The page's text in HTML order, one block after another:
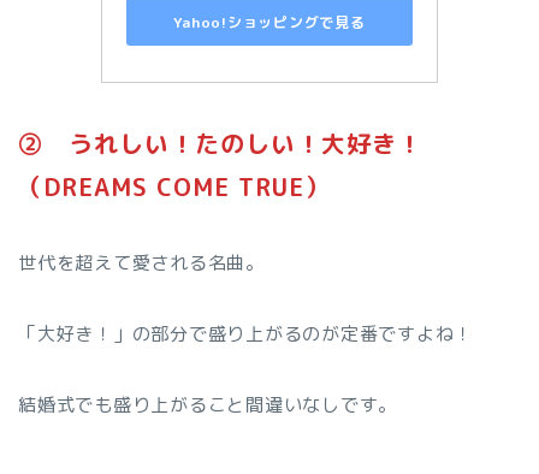
Yahoo!ショッピングで見る
➁ うれしい！たのしい！大好き！
（DREAMS COME TRUE）
世代を超えて愛される名曲。
「大好き！」の部分で盛り上がるのが定番ですよね！
結婚式でも盛り上がること間違いなしです。